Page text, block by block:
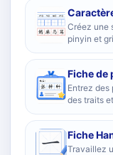
Créez une
pinyin et
Fiche de
Entrez des
des traits
Fiche
Travaillez